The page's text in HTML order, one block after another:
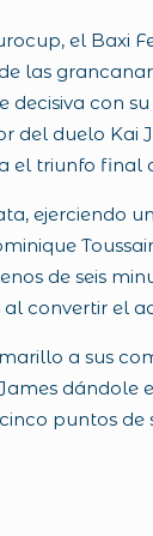
el
las
con
del duelo
el triunfo final
ejerciendo
de seis
convertir el
a sus
puntos de